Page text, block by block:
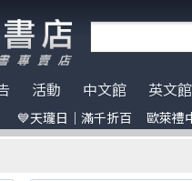
門市營業客
活動
歐萊禮中文
中文館
英文館
ChatGPT
Data
旗標
特價書籍
💙天瓏日｜滿千折百 歐萊禮